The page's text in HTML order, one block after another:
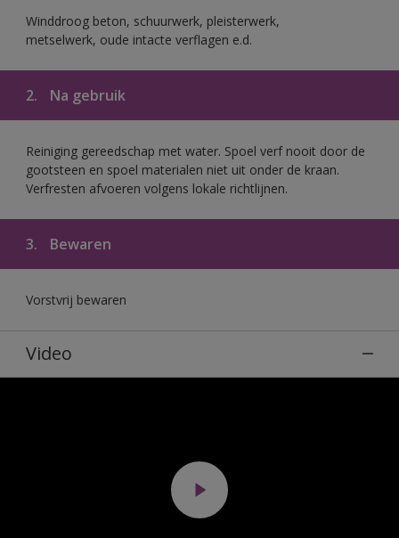
Winddroog beton, schuurwerk, pleisterwerk,
metselwerk, oude intacte verflagen e.d.
2. Na gebruik
Reiniging gereedschap met water. Spoel verf nooit door de
gootsteen en spoel materialen niet uit onder de kraan.
Verfresten afvoeren volgens lokale richtlijnen.
3. Bewaren
Vorstvrij bewaren
Video